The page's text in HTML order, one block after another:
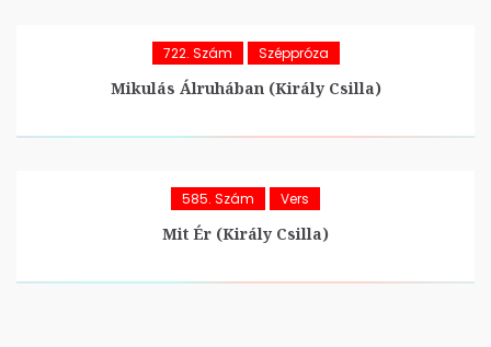
722. Szám Széppróza
Mikulás Álruhában (Király Csilla)
585. Szám Vers
Mit Ér (Király Csilla)